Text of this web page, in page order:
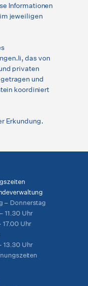
Informationen
jeweiligen
das von
privaten
und
koordiniert
Erkundung.
– Donnerstag
11.30 Uhr
17.00 Uhr
13.30 Uhr